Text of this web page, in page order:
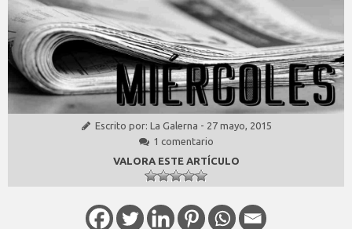
Escrito por: La Galerna - 27 mayo, 2015
1 comentario
VALORA ESTE ARTÍCULO